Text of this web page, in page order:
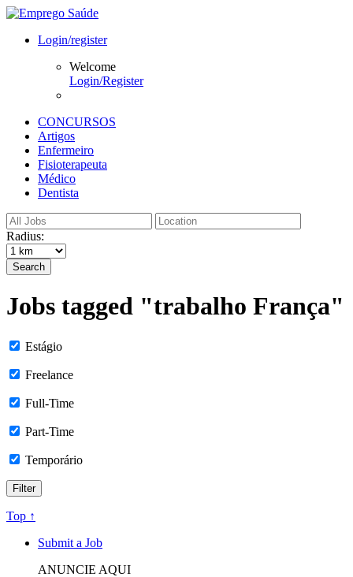
Login/register
Welcome
Login/Register
CONCURSOS
Artigos
Enfermeiro
Fisioterapeuta
Médico
Dentista
Radius:
Search
Jobs tagged "trabalho França"
Estágio
Freelance
Full-Time
Part-Time
Temporário
Top ↑
Submit a Job
ANUNCIE AQUI